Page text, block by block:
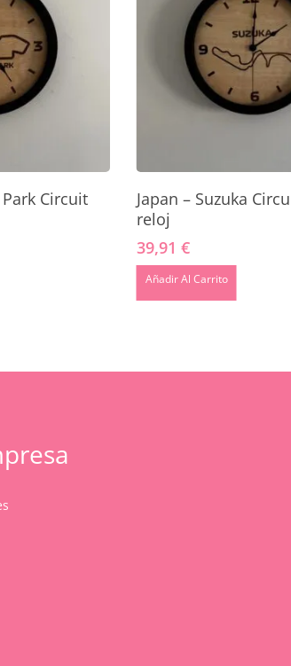
CarritoCircuit
Añadir Al
Japan – Suzuka
reloj
39,91 €
Añadir Al Carrito